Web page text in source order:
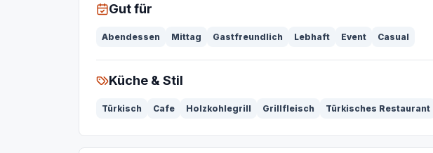
Gut für
Abendessen Mittag Gastfreundlich Lebhaft Event Casual
Küche & Stil
Türkisch Cafe Holzkohlegrill Grillfleisch Türkisches Restaurant